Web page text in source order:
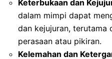
Keterbukaan dan
dalam mimpi dapat
dan kejujuran, terutama
perasaan atau pikiran.
Kelemahan dan